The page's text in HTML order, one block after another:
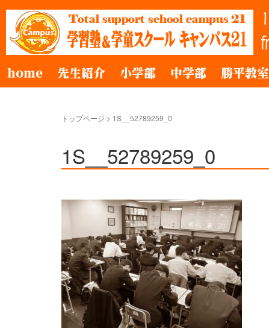
home 先生紹介 小学部 中学部 勝平教室
トップページ > 1S__52789259_0
1S__52789259_0